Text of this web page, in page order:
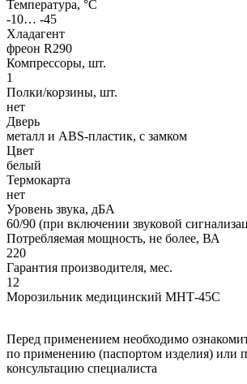
Температура, °C
-10… -45
Хладагент
фреон R290
Компрессоры, шт.
1
Полки/корзины, шт.
нет
Дверь
металл и ABS-пластик, с замком
Цвет
белый
Термокарта
нет
Уровень звука, дБА
60/90 (при включении звуковой
Потребляемая мощность, не более, ВА
220
Гарантия производителя, мес.
12
Морозильник медицинский МНТ-45С
Перед применением необходимо
по применению (паспортом изделия) или
консультацию специалиста